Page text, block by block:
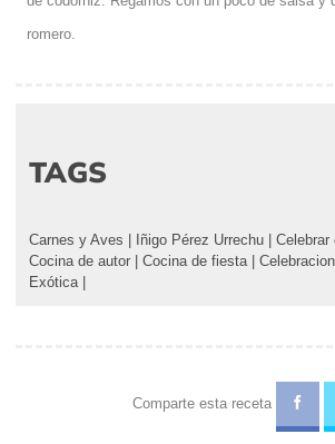
romero.
TAGS
Carnes y Aves Iñigo Pérez Urrechu Celebrar
Cocina de autor
Cocina de fiesta|
Exótica|
Comparte esta receta